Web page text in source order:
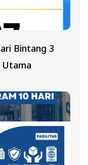
Bintang 3